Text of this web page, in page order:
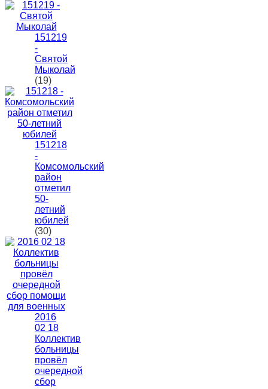
151219
-
Святой
Мыколай
(19)
151218
-
Комсомольский
район
отметил
50-
летний
юбилей
(30)
2016
02 18
Коллектив
больницы
провёл
очередной
сбор